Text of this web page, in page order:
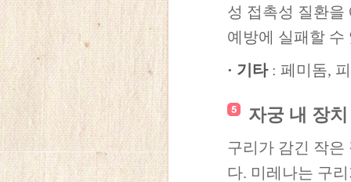
성 접촉성 질환을
예방에 실패할 수
· 기타: 페미돔,
자궁 내 장치
구리가 감긴 작은
다. 미레나는 구